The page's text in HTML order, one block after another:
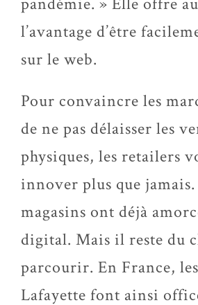
l’avantage d’être
sur le web.
Pour convaincre les
de ne pas délaisser les
physiques, les retailers
innover plus que jamais.
magasins ont déjà
digital. Mais il reste du
parcourir. En France,
Lafayette font ainsi